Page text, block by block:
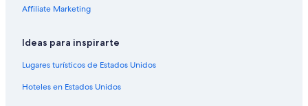
Hoteles en Cocoa
Affiliate Marketing
Ideas para inspirarte
Lugares turísticos de Estados Unidos
Hoteles en Estados Unidos